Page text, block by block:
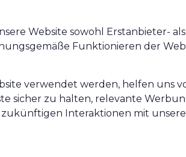
Website sowohl Erstanbieter-
Funktionieren der
verwendet werden, helfen uns
sicher zu halten, relevante
Interaktionen mit